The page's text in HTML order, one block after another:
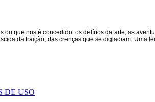
que nos é concedido: os delírios da arte, as
da traição, das crenças que se digladiam. Uma
DE USO